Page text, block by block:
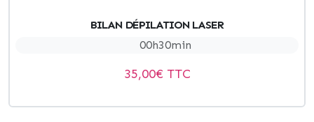
BILAN DÉPILATION LASER
00h30min
35,00€ TTC